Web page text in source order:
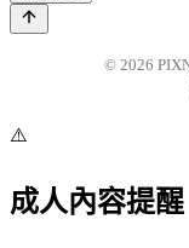
© 2026
⚠️
成人內容提醒